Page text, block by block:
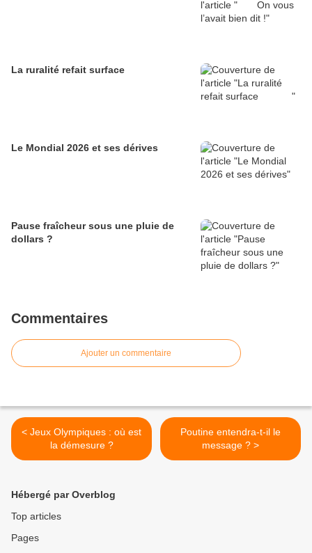
Le Mondial 2026 et ses dérives
Pause fraîcheur sous une pluie de
dollars ?
Commentaires
Ajouter un commentaire
< Jeux Olympiques : où est
la démesure ?
Poutine entendra-t-il le
message ? >
Hébergé par Overblog
Top articles
Pages